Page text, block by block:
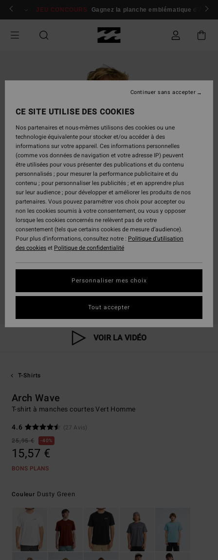
Passer
Se connecter / s'inscrire
JEU CONCOURS Gagnez la planche emblématique d'Andy
VOIR LA VIDÉO
T-Shirts
Arch Wave
T-shirt à manches courtes Vert Homme
4.6
(27 Avis)
25,95 €
40%
15,57 €
BONS PLANS
Couleur Dusty Green
CE SITE UTILISE DES COOKIES
Nos partenaires et nous-mêmes utilisons des cookies ou une
technologie équivalente pour stocker et/ou accéder à des
informations sur votre appareil. Ces informations personnelles
(comme vos données de navigation et votre adresse IP) peuvent
être utilisées pour vous présenter des publications et du contenu
personnalisés ; pour mesurer la performance publicitaire et du
contenu ; pour personnaliser les publicités ; et en apprendre plus
sur leur audience ; pour développer et améliorer les produits de nos
partenaires. Vous pouvez paramétrer vos choix pour accepter ou
non les cookies soumis à votre consentement, ou vous y opposer
lorsque les cookies concernés ne relèvent pas de votre
consentement (tels que certains cookies de mesure d’audience).
Pour plus d'informations, consultez notre : Politique d'utilisation
des cookieset Politique de confidentialité
Personnaliser mes choix
Continuer sans accepter
Tout accepter